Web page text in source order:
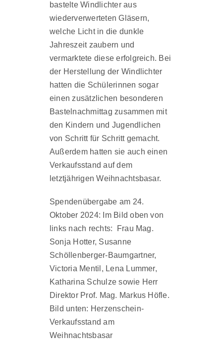
bastelte Windlichter aus
wiederverwerteten Gläsern,
welche Licht in die dunkle
Jahreszeit zaubern und
vermarktete diese erfolgreich. Bei
der Herstellung der Windlichter
hatten die Schülerinnen sogar
einen zusätzlichen besonderen
Bastelnachmittag zusammen mit
den Kindern und Jugendlichen
von Schritt für Schritt gemacht.
Außerdem hatten sie auch einen
Verkaufsstand auf dem
letztjährigen Weihnachtsbasar.
Spendenübergabe am 24.
Oktober 2024: Im Bild oben von
links nach rechts: Frau Mag.
Sonja Hotter, Susanne
Schöllenberger-Baumgartner,
Victoria Mentil, Lena Lummer,
Katharina Schulze sowie Herr
Direktor Prof. Mag. Markus Höfle.
Bild unten: Herzenschein-
Verkaufsstand am
Weihnachtsbasar